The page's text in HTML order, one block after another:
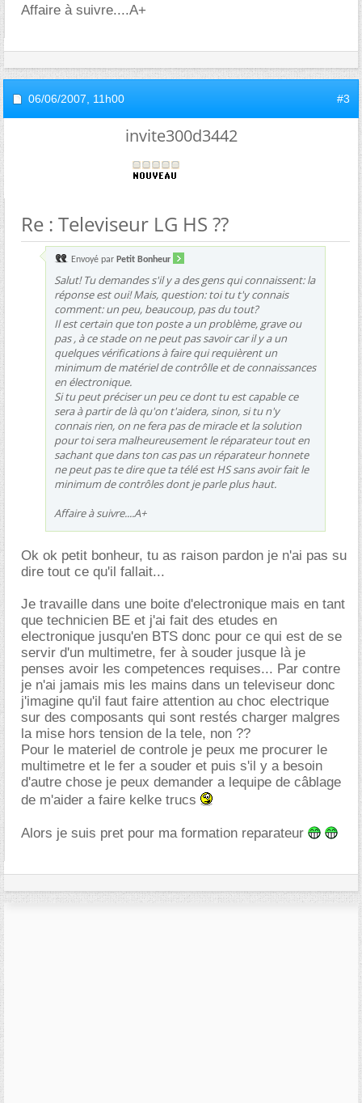
Affaire à suivre....A+
06/06/2007, 11h00 #3
invite300d3442
Re : Televiseur LG HS ??
Envoyé par Petit Bonheur
Salut! Tu demandes s'il y a des gens qui connaissent: la
réponse est oui! Mais, question: toi tu t'y connais
comment: un peu, beaucoup, pas du tout?
Il est certain que ton poste a un problème, grave ou
pas , à ce stade on ne peut pas savoir car il y a un
quelques vérifications à faire qui requièrent un
minimum de matériel de contrôlle et de connaissances
en électronique.
Si tu peut préciser un peu ce dont tu est capable ce
sera à partir de là qu'on t'aidera, sinon, si tu n'y
connais rien, on ne fera pas de miracle et la solution
pour toi sera malheureusement le réparateur tout en
sachant que dans ton cas pas un réparateur honnete
ne peut pas te dire que ta télé est HS sans avoir fait le
minimum de contrôles dont je parle plus haut.
Affaire à suivre....A+
Ok ok petit bonheur, tu as raison pardon je n'ai pas su
dire tout ce qu'il fallait...
Je travaille dans une boite d'electronique mais en tant
que technicien BE et j'ai fait des etudes en
electronique jusqu'en BTS donc pour ce qui est de se
servir d'un multimetre, fer à souder jusque là je
penses avoir les competences requises... Par contre
je n'ai jamais mis les mains dans un televiseur donc
j'imagine qu'il faut faire attention au choc electrique
sur des composants qui sont restés charger malgres
la mise hors tension de la tele, non ??
Pour le materiel de controle je peux me procurer le
multimetre et le fer a souder et puis s'il y a besoin
d'autre chose je peux demander a lequipe de câblage
de m'aider a faire kelke trucs
Alors je suis pret pour ma formation reparateur